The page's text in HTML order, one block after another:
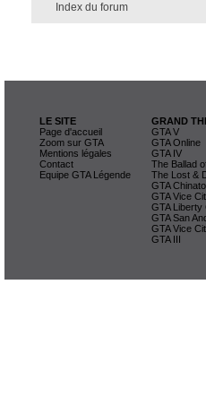
Index du forum
LE SITE
Page d'accueil
Zoom sur GTA
Mentions légales
Contact
Equipe GTA Légende
GRAND
GTA V
GTA Online
GTA IV
The Ballad
The Lost &
GTA
GTA Vice
GTA Liberty
GTA San
GTA Vice
GTA III